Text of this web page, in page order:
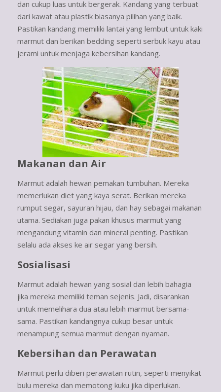
dan cukup luas untuk bergerak. Kandang yang terbuat
dari kawat atau plastik biasanya pilihan yang baik.
Pastikan kandang memiliki lantai yang lembut untuk kaki
marmut dan berikan bedding seperti serbuk kayu atau
jerami untuk menjaga kebersihan kandang.
Makanan dan Air
Marmut adalah hewan pemakan tumbuhan. Mereka
memerlukan diet yang kaya serat. Berikan mereka
rumput segar, sayuran hijau, dan hay sebagai makanan
utama. Sediakan juga pakan khusus marmut yang
mengandung vitamin dan mineral penting. Pastikan
selalu ada akses ke air segar yang bersih.
Sosialisasi
Marmut adalah hewan yang sosial dan lebih bahagia
jika mereka memiliki teman sejenis. Jadi, disarankan
untuk memelihara dua atau lebih marmut bersama-
sama. Pastikan kandangnya cukup besar untuk
menampung semua marmut dengan nyaman.
Kebersihan dan Perawatan
Marmut perlu diberi perawatan rutin, seperti menyikat
bulu mereka dan memotong kuku jika diperlukan.